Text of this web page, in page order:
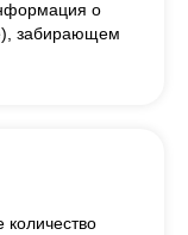
о
забирающем
количество